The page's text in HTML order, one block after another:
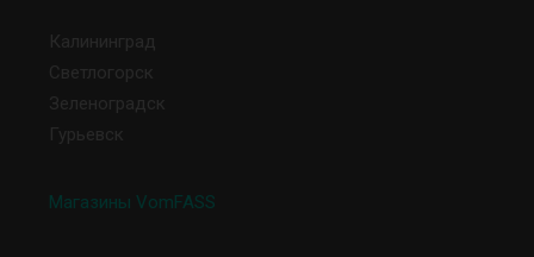
Калининград
Светлогорск
Зеленоградск
Гурьевск
Магазины VomFASS